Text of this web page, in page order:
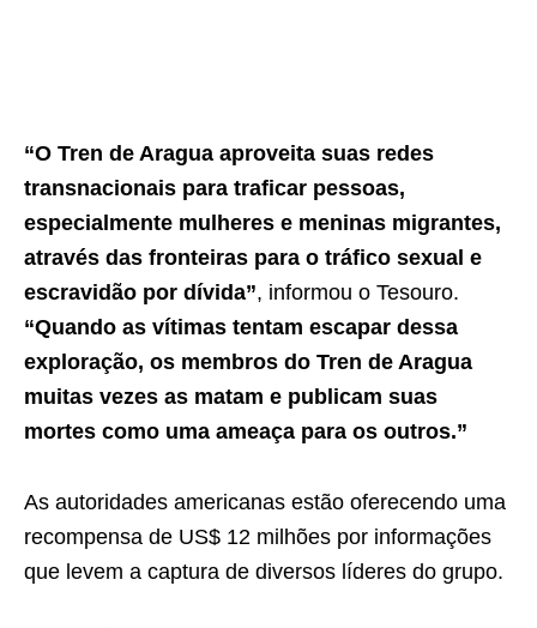
“O Tren de Aragua aproveita suas redes
transnacionais para traficar pessoas,
especialmente mulheres e meninas migrantes,
através das fronteiras para o tráfico sexual e
escravidão por dívida”, informou o Tesouro.
“Quando as vítimas tentam escapar dessa
exploração, os membros do Tren de Aragua
muitas vezes as matam e publicam suas
mortes como uma ameaça para os outros.”
As autoridades americanas estão oferecendo uma
recompensa de US$ 12 milhões por informações
que levem a captura de diversos líderes do grupo.